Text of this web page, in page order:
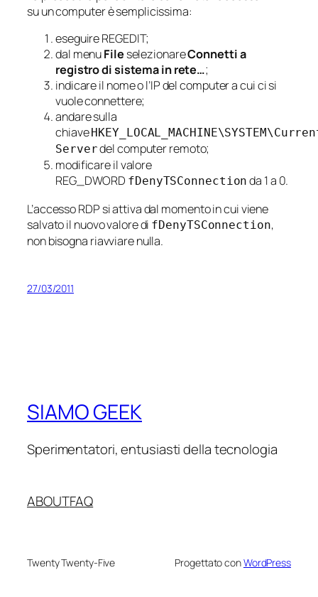
su un computer è semplicissima:
eseguire REGEDIT;
dal menuFile selezionareConnetti a
registro di sistema in rete…;
indicare il nome o l’IP del computer a cui ci si
vuole connettere;
andare sulla
chiave
Serverdel computer remoto;
modificare il valore
REG_DWORD fDenyTSConnection da 1 a 0.
L’accesso RDP si attiva dal momento in cui viene
salvato il nuovo valore di fDenyTSConnection,
non bisogna riavviare nulla.
27/03/2011
SIAMO GEEK
Sperimentatori, entusiasti della tecnologia
ABOUTFAQ
Twenty Twenty-Five Progettato conWordPress